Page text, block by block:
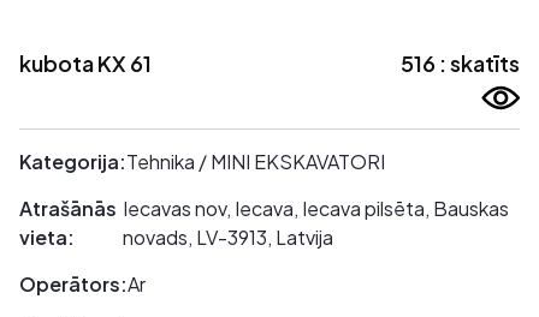
kubota KX 61 516 : skatīts
Kategorija:Tehnika / MINI EKSKAVATORI
Atrašānās
vieta:
Iecavas nov, Iecava, Iecava pilsēta, Bauskas
novads, LV-3913, Latvija
Operātors:Ar